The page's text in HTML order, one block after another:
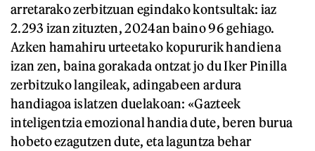
arretarako zerbitzuan egindako kontsultak: iaz
2.293 izan zituzten, 2024an baino 96 gehiago.
Azken hamahiru urteetako kopururik handiena
izan zen, baina gorakada ontzat jo du Iker Pinilla
zerbitzuko langileak, adingabeen ardura
handiagoa islatzen duelakoan: «Gazteek
inteligentzia emozional handia dute, beren burua
hobeto ezagutzen dute, eta laguntza behar